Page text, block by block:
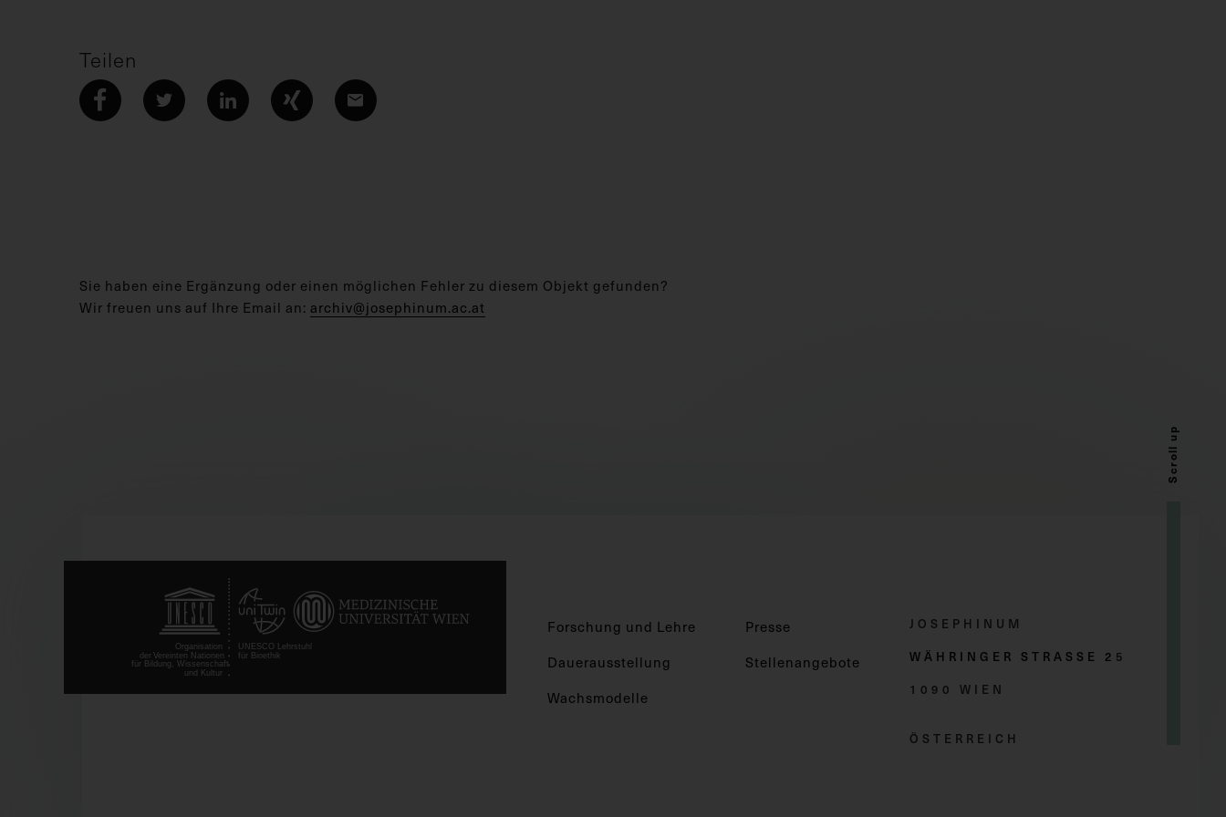
Teilen
Sie haben eine Ergänzung oder einen möglichen Fehler zu diesem Objekt gefunden?
Wir freuen uns auf Ihre Email an: archiv@josephinum.ac.at
Scroll up
Forschung und Lehre
Dauerausstellung
Wachsmodelle
Presse
Stellenangebote
JOSEPHINUM
WÄHRINGER STRASSE 2 5
1090 WIEN
ÖSTERREICH